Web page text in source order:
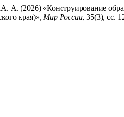
А. (2026) «Конструирование
края)», Мир России, 35(3), сс.